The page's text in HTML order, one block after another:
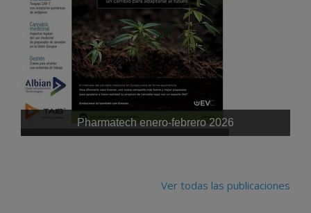
Pharmatech enero-febrero 2026
Ver todas las publicaciones